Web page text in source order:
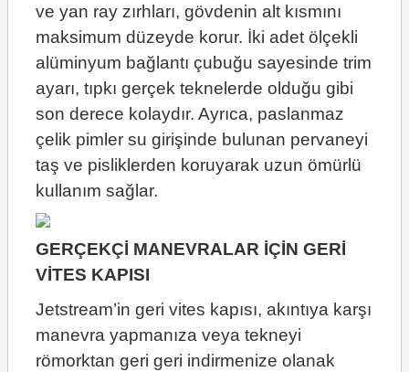
ve yan ray zırhları, gövdenin alt kısmını
maksimum düzeyde korur. İki adet ölçekli
alüminyum bağlantı çubuğu sayesinde trim
ayarı, tıpkı gerçek teknelerde olduğu gibi
son derece kolaydır. Ayrıca, paslanmaz
çelik pimler su girişinde bulunan pervaneyi
taş ve pisliklerden koruyarak uzun ömürlü
kullanım sağlar.
GERÇEKÇİ MANEVRALAR İÇİN GERİ
VİTES KAPISI
Jetstream’in geri vites kapısı, akıntıya karşı
manevra yapmanıza veya tekneyi
römorktan geri geri indirmenize olanak